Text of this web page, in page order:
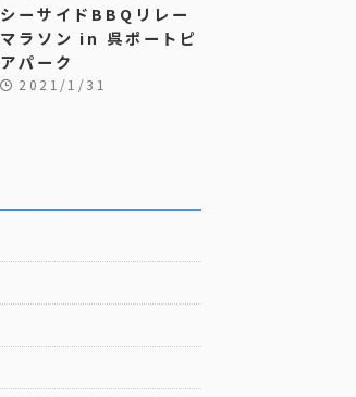
シーサイドBBQリレー
マラソン in 呉ポートピ
アパーク
2021/1/31